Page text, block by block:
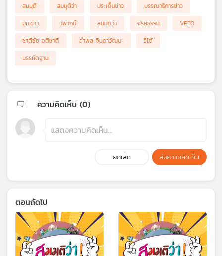
สมมุติ
สมมุติว่า ประเด็นข่าว
บรรณาธิการข่าว
บก.ข่าว
วิพากษ์ สมมติว่า จริยธรรม
VETO
ชาติชัย อติชาติ
อำพล จินดาวัฒนะ
วีโต้
บรรทัดฐาน
ความคิดเห็น (0)
ยกเลิก ส่งความคิดเห็น
ตอนถัดไป